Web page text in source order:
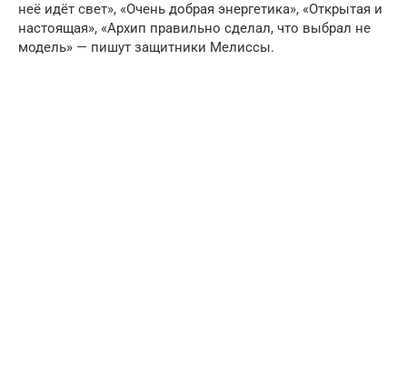
неё идёт свет», «Очень добрая энергетика», «Открытая и
настоящая», «Архип правильно сделал, что выбрал не
модель» — пишут защитники Мелиссы.